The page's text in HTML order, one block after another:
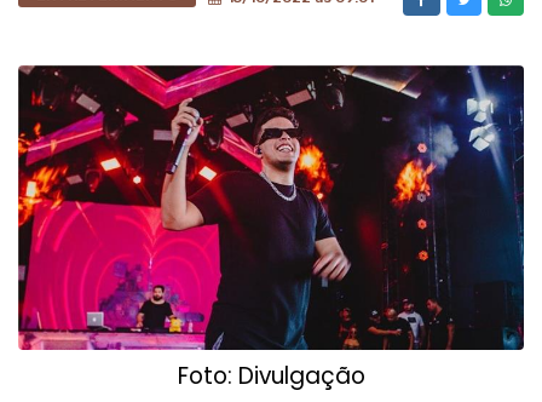
Foto: Divulgação